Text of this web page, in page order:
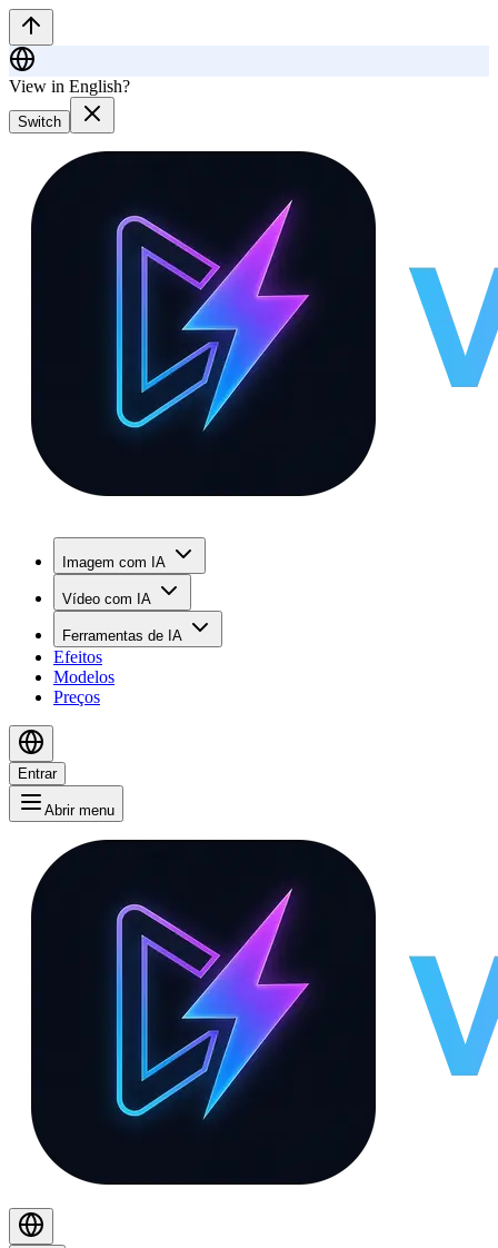
View in English?
Switch
Imagem com IA
Vídeo com IA
Ferramentas de IA
Efeitos
Modelos
Preços
Entrar
Abrir menu